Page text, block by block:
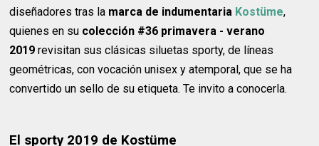
diseñadores tras la marca de indumentaria Kostüme,
quienes en su colección #36 primavera - verano
2019 revisitan sus clásicas siluetas sporty, de líneas
geométricas, con vocación unisex y atemporal, que se ha
convertido un sello de su etiqueta. Te invito a conocerla.
El sporty 2019 de Kostüme